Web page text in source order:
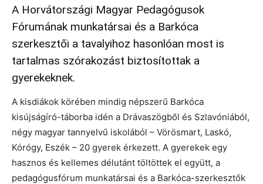
A Horvátországi Magyar Pedagógusok
Fórumának munkatársai és a Barkóca
szerkesztői a tavalyihoz hasonlóan most is
tartalmas szórakozást biztosítottak a
gyerekeknek.
A kisdiákok körében mindig népszerű Barkóca
kisújságíró-táborba idén a Drávaszögből és Szlavóniából,
négy magyar tannyelvű iskolából – Vörösmart, Laskó,
Kórógy, Eszék – 20 gyerek érkezett. A gyerekek egy
hasznos és kellemes délutánt töltöttek el együtt, a
pedagógusfórum munkatársai és a Barkóca-szerkesztők